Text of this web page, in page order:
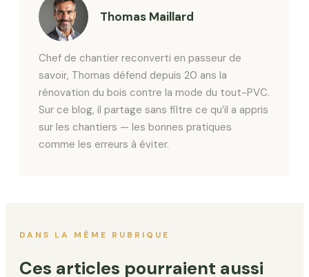
Thomas Maillard
Chef de chantier reconverti en passeur de
savoir, Thomas défend depuis 20 ans la
rénovation du bois contre la mode du tout-PVC.
Sur ce blog, il partage sans filtre ce qu’il a appris
sur les chantiers — les bonnes pratiques
comme les erreurs à éviter.
DANS LA MÊME RUBRIQUE
Ces articles pourraient aussi